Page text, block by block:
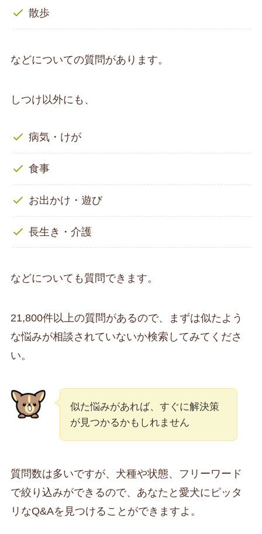
散歩
などについての質問があります。
しつけ以外にも、
病気・けが
食事
お出かけ・遊び
長生き・介護
などについても質問できます。
21,800件以上の質問があるので、まずは似たよう
な悩みが相談されていないか検索してみてくださ
い。
似た悩みがあれば、すぐに解決策
が見つかるかもしれません
質問数は多いですが、犬種や状態、フリーワード
で絞り込みができるので、あなたと愛犬にピッタ
リなQ&Aを見つけることができますよ。